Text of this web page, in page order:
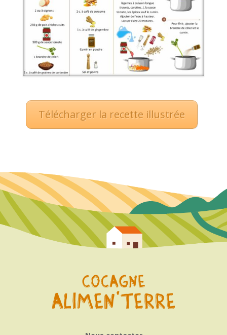
Télécharger la recette illustrée